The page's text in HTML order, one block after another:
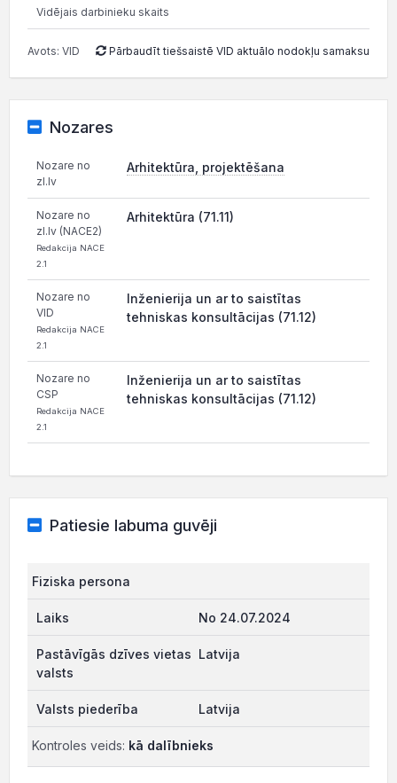
Vidējais darbinieku skaits
Avots: VID Pārbaudīt tiešsaistē VID aktuālo nodokļu samaksu
Nozares
Nozare no
zl.lv
Arhitektūra, projektēšana
Nozare no
zl.lv (NACE2)
Redakcija NACE
2.1
Arhitektūra (71.11)
Nozare no
VID
Redakcija NACE
2.1
Inženierija un ar to saistītas
tehniskas konsultācijas (71.12)
Nozare no
CSP
Redakcija NACE
2.1
Inženierija un ar to saistītas
tehniskas konsultācijas (71.12)
Patiesie labuma guvēji
Fiziska persona
No 24.07.2024
Latvija
Latvija
Kontroles veids: kā dalībnieks